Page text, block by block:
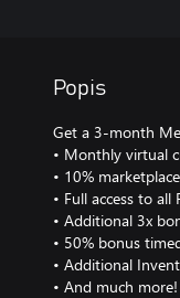
Popis
Get a 3-month
• Monthly virtual
• 10%
• Full access to
• Additional 3x
• 50% bonus
• Additional
• And much more!